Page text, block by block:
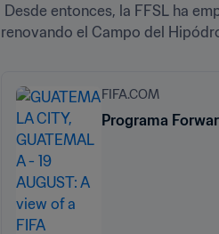
Desde entonces, la FFSL ha
renovando el Campo del
FIFA.COM
Programa